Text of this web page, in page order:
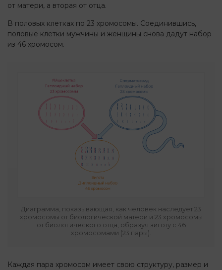
от матери, а вторая от отца.
В половых клетках по 23 хромосомы. Соединившись,
половые клетки мужчины и женщины снова дадут набор
из 46 хромосом.
Диаграмма, показывающая, как человек наследует 23
хромосомы от биологической матери и 23 хромосомы
от биологического отца, образуя зиготу с 46
хромосомами (23 пары).
Каждая пара хромосом имеет свою структуру, размер и